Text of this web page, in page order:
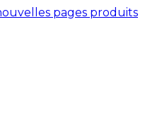
pages produits